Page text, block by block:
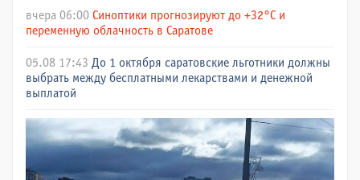
вчера 06:00 Синоптики прогнозируют до +32°C и
переменную облачность в Саратове
05.08 17:43 До 1 октября саратовские льготники должны
выбрать между бесплатными лекарствами и денежной
выплатой